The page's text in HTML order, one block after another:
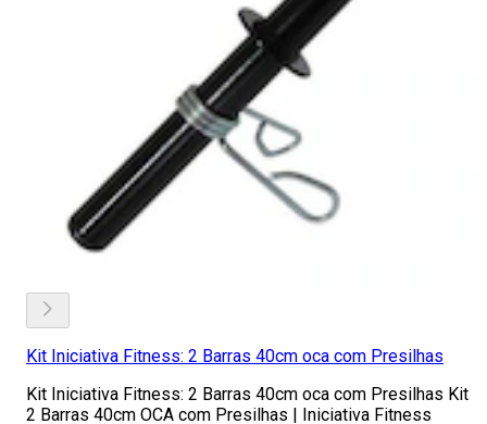
Kit Iniciativa Fitness: 2 Barras 40cm oca com Presilhas
Kit Iniciativa Fitness: 2 Barras 40cm oca com Presilhas Kit
2 Barras 40cm OCA com Presilhas | Iniciativa Fitness